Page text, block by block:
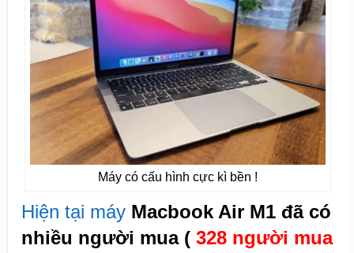
Máy có cấu hình cực kì bền !
Hiện tại máy Macbook Air M1 đã có
nhiều người mua ( 328 người mua